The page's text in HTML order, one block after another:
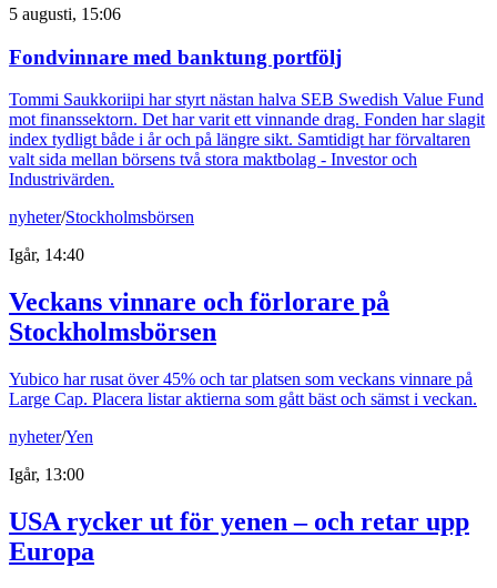
5 augusti, 15:06
Fondvinnare med banktung portfölj
Tommi Saukkoriipi har styrt nästan halva SEB Swedish Value Fund
mot finanssektorn. Det har varit ett vinnande drag. Fonden har slagit
index tydligt både i år och på längre sikt. Samtidigt har förvaltaren
valt sida mellan börsens två stora maktbolag - Investor och
Industrivärden.
nyheter/Stockholmsbörsen
Igår, 14:40
Veckans vinnare och förlorare på
Stockholmsbörsen
Yubico har rusat över 45% och tar platsen som veckans vinnare på
Large Cap. Placera listar aktierna som gått bäst och sämst i veckan.
nyheter/Yen
Igår, 13:00
USA rycker ut för yenen – och retar upp
Europa